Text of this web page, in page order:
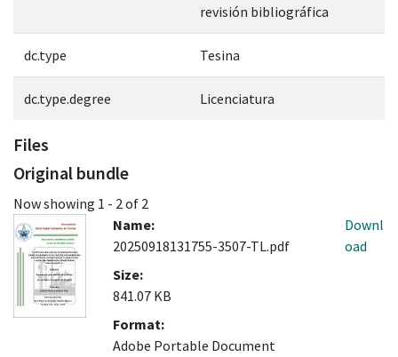
revisión bibliográfica
dc.type Tesina
dc.type.degree Licenciatura
Files
Original bundle
Now showing 1 - 2 of 2
Name:
20250918131755-3507-TL.pdf
Size:
841.07 KB
Format:
Adobe Portable Document
Downl
oad